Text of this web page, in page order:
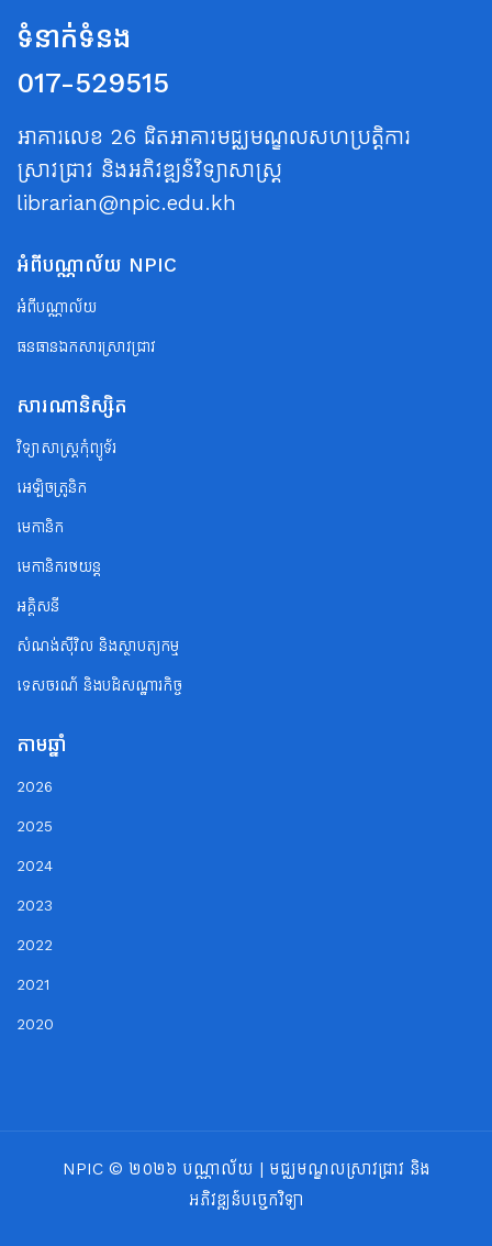
ទំនាក់ទំនង
017-529515
អាគារលេខ 26 ជិតអាគារមជ្ឈមណ្ឌលសហប្រត្តិការ
ស្រាវជ្រាវ និងអភិវឌ្ឍន៍វិទ្យាសាស្ត្រ
librarian@npic.edu.kh
អំពីបណ្ណាល័យ NPIC
អំពីបណ្ណាល័យ
ធនធានឯកសារស្រាវជ្រាវ
សារណានិស្សិត
វិទ្យាសាស្ត្រកុំព្យូទ័រ
អេឡិចត្រូនិក
មេកានិក
មេកានិករថយន្ត
អគ្គិសនី
សំណង់ស៊ីវិល និងស្ថាបត្យកម្ម
ទេសចរណ័ និងបដិសណ្ឋារកិច្ច
តាមឆ្នាំ
2026
2025
2024
2023
2022
2021
2020
NPIC © ២០២៦ បណ្ណាល័យ | មជ្ឈមណ្ឌលស្រាវជ្រាវ និង
អភិវឌ្ឍន៍បច្ចេកវិទ្យា